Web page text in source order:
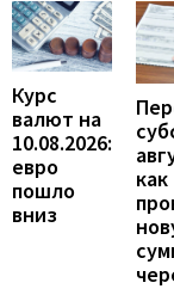
Курс
валют на
10.08.2026:
евро
пошло
вниз
как